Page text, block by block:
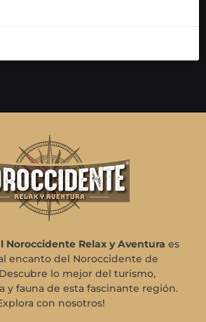
Noroccidente Relax y Aventura es
encanto del Noroccidente de
lo mejor del turismo,
y fauna de esta fascinante región.
con nosotros!